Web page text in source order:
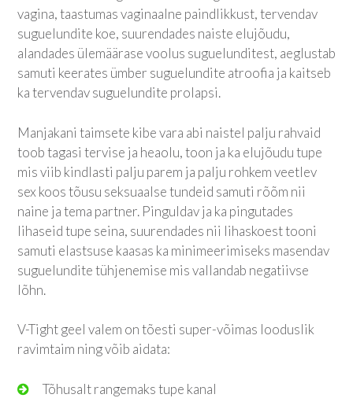
vagina, taastumas vaginaalne paindlikkust, tervendav
suguelundite koe, suurendades naiste elujõudu,
alandades ülemäärase voolus suguelunditest, aeglustab
samuti keerates ümber suguelundite atroofia ja kaitseb
ka tervendav suguelundite prolapsi.
Manjakani taimsete kibe vara abi naistel palju rahvaid
toob tagasi tervise ja heaolu, toon ja ka elujõudu tupe
mis viib kindlasti palju parem ja palju rohkem veetlev
sex koos tõusu seksuaalse tundeid samuti rõõm nii
naine ja tema partner. Pinguldav ja ka pingutades
lihaseid tupe seina, suurendades nii lihaskoest tooni
samuti elastsuse kaasas ka minimeerimiseks masendav
suguelundite tühjenemise mis vallandab negatiivse
lõhn.
V-Tight geel valem on tõesti super-võimas looduslik
ravimtaim ning võib aidata:
Tõhusalt rangemaks tupe kanal